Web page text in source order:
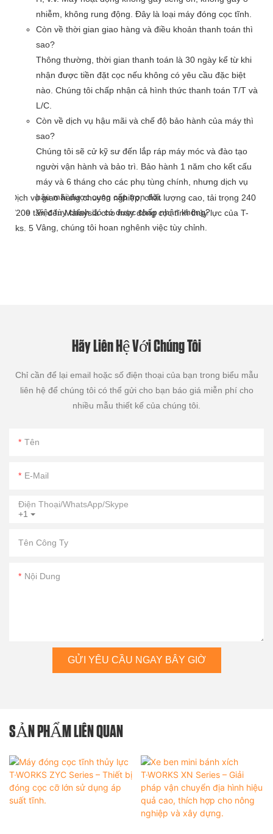
nhiễm, không rung động. Đây là loại máy đóng cọc tĩnh.
Còn về thời gian giao hàng và điều khoản thanh toán thì
sao?
Thông thường, thời gian thanh toán là 30 ngày kể từ khi
nhận được tiền đặt cọc nếu không có yêu cầu đặc biệt
nào. Chúng tôi chấp nhận cả hình thức thanh toán T/T và
L/C.
Còn về dịch vụ hậu mãi và chế độ bảo hành của máy thì
sao?
Chúng tôi sẽ cử kỹ sư đến lắp ráp máy móc và đào tạo
người vận hành và bảo trì. Bảo hành 1 năm cho kết cấu
máy và 6 tháng cho các phụ tùng chính, nhưng dịch vụ
hậu mãi được cung cấp trọn đời.
Việc tùy chỉnh đó có được chấp nhận không?
Vâng, chúng tôi hoan nghênh việc tùy chỉnh.
Hãy Liên Hệ Với Chúng Tôi
Chỉ cần để lại email hoặc số điện thoại của bạn trong biểu mẫu
liên hệ để chúng tôi có thể gửi cho bạn báo giá miễn phí cho
nhiều mẫu thiết kế của chúng tôi.
Tên
E-Mail
+1
Điện Thoại/WhatsApp/Skype
Tên Công Ty
Nội Dung
GỬI YÊU CẦU NGAY BÂY GIỜ
SẢN PHẨM LIÊN QUAN